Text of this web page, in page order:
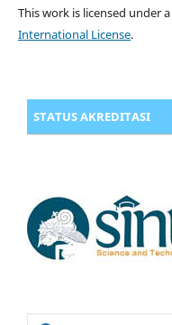
This work is licensed under a
International License.
STATUS AKREDITASI